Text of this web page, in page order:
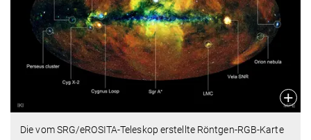
Die vom SRG/eROSITA-Teleskop erstellte Röntgen-RGB-Karte